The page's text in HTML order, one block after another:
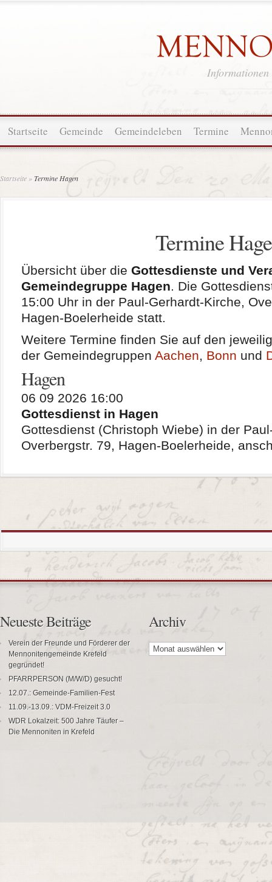
Startseite Gemeinde Gemeindeleben Termine
Startseite »Termine Hagen
Termine
Übersicht über die Gottesdienste und
Gemeindegruppe Hagen. Die
15:00 Uhr in der Paul-Gerhardt-Kirche,
Hagen-Boelerheide statt.
Weitere Termine finden Sie auf den
der Gemeindegruppen Aachen, Bonn und
Hagen
06 09 2026 16:00
Gottesdienst in Hagen
Gottesdienst (Christoph Wiebe) in der
Overbergstr. 79, Hagen-Boelerheide,
Neueste Beiträge
Verein der Freunde und Förderer der
Mennonitengemeinde Krefeld
gegründet!
PFARRPERSON (M/W/D) gesucht!
12.07.: Gemeinde-Familien-Fest
11.09.-13.09.: VDM-Freizeit 3.0
WDR Lokalzeit: 500 Jahre Täufer –
Die Mennoniten in Krefeld
Archiv
Archiv